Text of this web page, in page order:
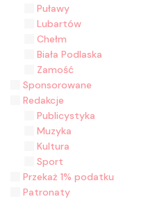
Puławy
Lubartów
Chełm
Biała Podlaska
Zamość
Sponsorowane
Redakcje
Publicystyka
Muzyka
Kultura
Sport
Przekaż 1% podatku
Patronaty